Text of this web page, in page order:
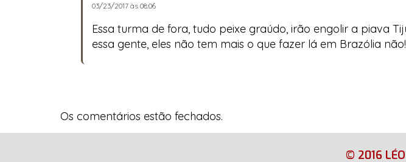
03/23/2017 às 08:06
Essa turma de fora, tudo peixe graúdo, irão engolir a piava
essa gente, eles não tem mais o que fazer lá em Brazólia não!
Os comentários estão fechados.
© 2016 LÉO